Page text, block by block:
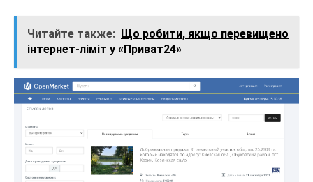
Читайте также: Що робити, якщо перевищено
інтернет-ліміт у «Приват24»